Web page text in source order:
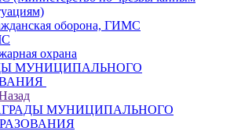
оборона, ГИМС
охрана
МУНИЦИПАЛЬНОГО
МУНИЦИПАЛЬНОГО